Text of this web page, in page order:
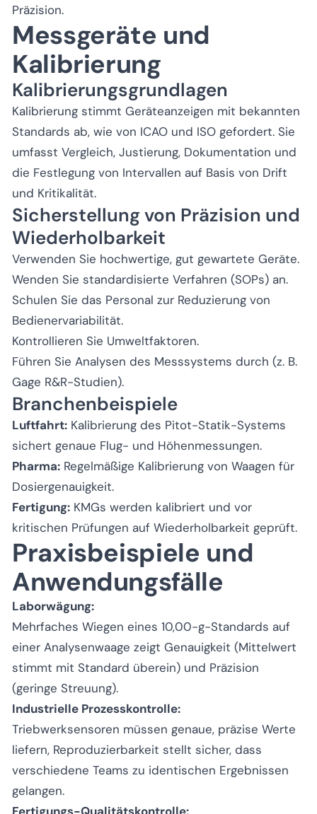
Präzision.
Messgeräte und
Kalibrierung
Kalibrierungsgrundlagen
Kalibrierung stimmt Geräteanzeigen mit bekannten
Standards ab, wie von ICAO und ISO gefordert. Sie
umfasst Vergleich, Justierung, Dokumentation und
die Festlegung von Intervallen auf Basis von Drift
und Kritikalität.
Sicherstellung von Präzision und
Wiederholbarkeit
Verwenden Sie hochwertige, gut gewartete Geräte.
Wenden Sie standardisierte Verfahren (SOPs) an.
Schulen Sie das Personal zur Reduzierung von
Bedienervariabilität.
Kontrollieren Sie Umweltfaktoren.
Führen Sie Analysen des Messsystems durch (z. B.
Gage R&R-Studien).
Branchenbeispiele
Luftfahrt: Kalibrierung des Pitot-Statik-Systems
sichert genaue Flug- und Höhenmessungen.
Pharma: Regelmäßige Kalibrierung von Waagen für
Dosiergenauigkeit.
Fertigung: KMGs werden kalibriert und vor
kritischen Prüfungen auf Wiederholbarkeit geprüft.
Praxisbeispiele und
Anwendungsfälle
Laborwägung:
Mehrfaches Wiegen eines 10,00-g-Standards auf
einer Analysenwaage zeigt Genauigkeit (Mittelwert
stimmt mit Standard überein) und Präzision
(geringe Streuung).
Industrielle Prozesskontrolle:
Triebwerksensoren müssen genaue, präzise Werte
liefern, Reproduzierbarkeit stellt sicher, dass
verschiedene Teams zu identischen Ergebnissen
gelangen.
Fertigungs-Qualitätskontrolle: